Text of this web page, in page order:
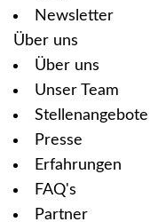
Newsletter
Über uns
Über uns
Unser Team
Stellenangebote
Presse
Erfahrungen
FAQ's
Partner